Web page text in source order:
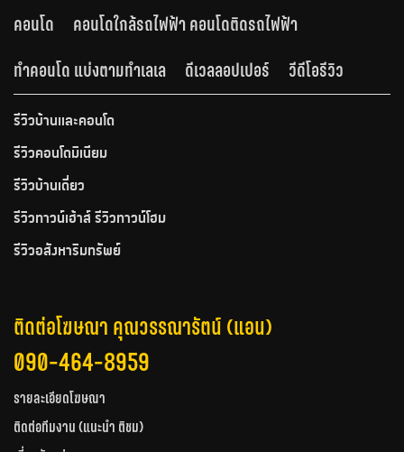
คอนโด
คอนโดใกล้รถไฟฟ้า คอนโดติดรถไฟฟ้า
ทำคอนโด แบ่งตามทำเลเล
ดีเวลลอปเปอร์ วีดีโอรีวิว
รีวิวบ้านและคอนโด
รีวิวคอนโดมิเนียม
รีวิวบ้านเดี่ยว
รีวิวทาวน์เฮ้าส์ รีวิวทาวน์โฮม
รีวิวอสังหาริมทรัพย์
ติดต่อโฆษณา คุณวรรณารัตน์ (แอน)
090-464-8959
รายละเอียดโฆษณา
ติดต่อทีมงาน (แนะนำ ติชม)